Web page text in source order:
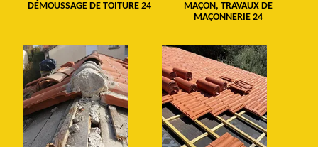
DÉMOUSSAGE DE TOITURE 24
MAÇON, TRAVAUX DE
MAÇONNERIE 24